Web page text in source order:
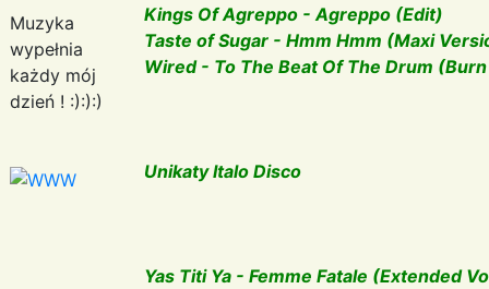
Muzyka
wypełnia
każdy mój
dzień ! :):):)
Kings Of Agreppo - Agreppo (Edit)
Taste of Sugar - Hmm Hmm (Maxi
Wired - To The Beat Of The Drum
Unikaty Italo Disco
Yas Titi Ya - Femme Fatale (Extended